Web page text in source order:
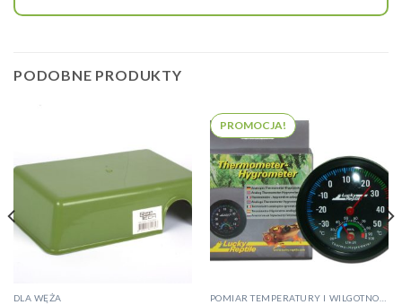
PODOBNE PRODUKTY
DLA WĘŻA
PROMOCJA!
POMIAR TEMPERATURY I WILGOTNOŚCI